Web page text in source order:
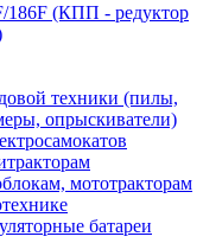
186F (КПП - редуктор
техники (пилы,
опрыскиватели)
мототракторам
батареи